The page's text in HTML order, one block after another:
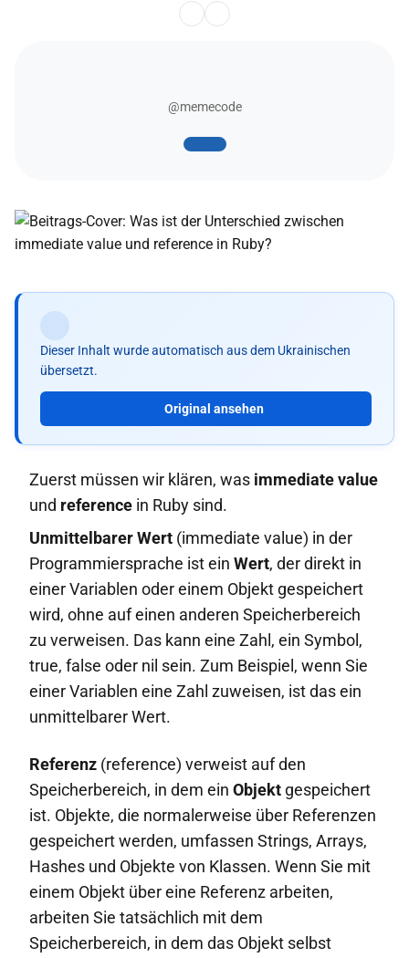
@memecode
Dieser Inhalt wurde automatisch aus dem Ukrainischen
übersetzt.
Original ansehen
Zuerst müssen wir klären, was immediate value
und reference in Ruby sind.
Unmittelbarer Wert (immediate value) in der
Programmiersprache ist ein Wert, der direkt in
einer Variablen oder einem Objekt gespeichert
wird, ohne auf einen anderen Speicherbereich
zu verweisen. Das kann eine Zahl, ein Symbol,
true, false oder nil sein. Zum Beispiel, wenn Sie
einer Variablen eine Zahl zuweisen, ist das ein
unmittelbarer Wert.
Referenz (reference) verweist auf den
Speicherbereich, in dem ein Objekt gespeichert
ist. Objekte, die normalerweise über Referenzen
gespeichert werden, umfassen Strings, Arrays,
Hashes und Objekte von Klassen. Wenn Sie mit
einem Objekt über eine Referenz arbeiten,
arbeiten Sie tatsächlich mit dem
Speicherbereich, in dem das Objekt selbst